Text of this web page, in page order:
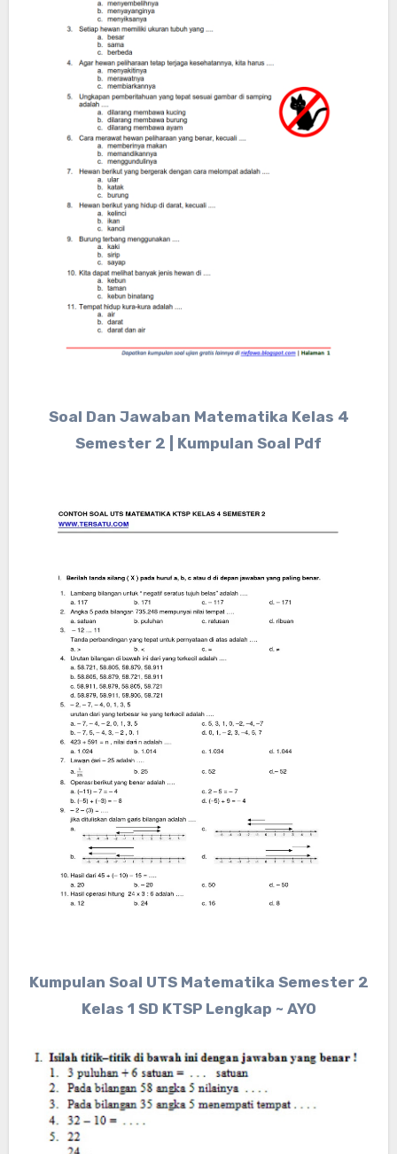
Soal Dan Jawaban Matematika Kelas 4
Semester 2 | Kumpulan Soal Pdf
Kumpulan Soal UTS Matematika Semester 2
Kelas 1 SD KTSP Lengkap ~ AYO